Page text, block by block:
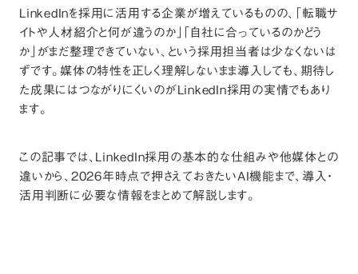
LinkedInを採用に活用する企業が増えているものの、「転職サ
イトや人材紹介と何が違うのか」「自社に合っているのかどう
か」がまだ整理できていない、という採用担当者は少なくないは
ずです。媒体の特性を正しく理解しないまま導入しても、期待し
た成果にはつながりにくいのがLinkedIn採用の実情でもあり
ます。
この記事では、LinkedIn採用の基本的な仕組みや他媒体との
違いから、2026年時点で押さえておきたいAI機能まで、導入・
活用判断に必要な情報をまとめて解説します。